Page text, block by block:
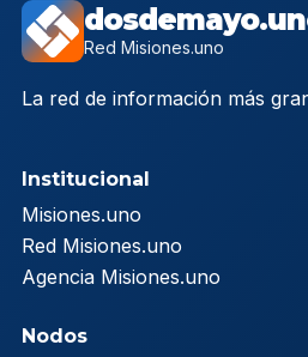
Red Misiones.uno
La red de información más
Institucional
Misiones.uno
Red Misiones.uno
Agencia Misiones.uno
Nodos